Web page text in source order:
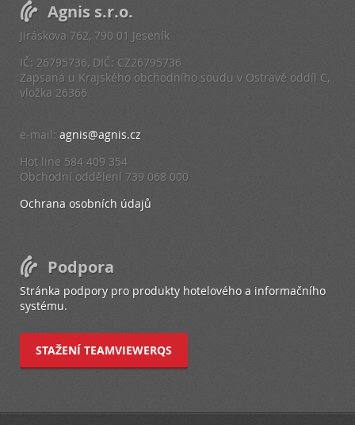
Agnis s.r.o.
Jiráskova 762, 790 01 Jeseník
IČ: 26795736, DIČ: CZ26795736
Zapsaná u Krajského obchodního soudu v Ostravě oddíl C,
vložka 26366
e-mail: agnis@agnis.cz
Hot line 584 409 354
Obchodní oddělení 739 068 000
Ochrana osobních údajů
Podpora
Stránka podpory pro produkty hotelového a informačního
systému.
STAŽENÍ TEAMVIEWERQS